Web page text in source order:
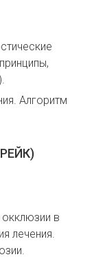
Алгоритм
в
лечения.